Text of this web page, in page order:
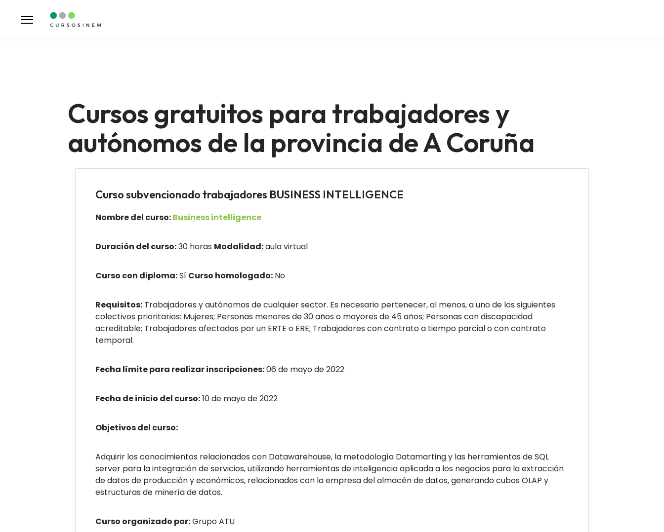
Cursos gratuitos para trabajadores y
autónomos de la provincia de A Coruña
Curso subvencionado trabajadores BUSINESS INTELLIGENCE
Nombre del curso:Business intelligence
Duración del curso:30 horas Modalidad:aula virtual
Curso con diploma:Sí Curso homologado: No
Requisitos: Trabajadores y autónomos de cualquier sector. Es necesario pertenecer, al menos, a uno de los siguientes
colectivos prioritarios: Mujeres; Personas menores de 30 años o mayores de 45 años; Personas con discapacidad
acreditable; Trabajadores afectados por un ERTE o ERE; Trabajadores con contrato a tiempo parcial o con contrato
temporal.
Fecha límite para realizar inscripciones:06 de mayo de 2022
Fecha de inicio del curso:10 de mayo de 2022
Objetivos del curso:
Adquirir los conocimientos relacionados con Datawarehouse, la metodología Datamarting y las herramientas de SQL
server para la integración de servicios, utilizando herramientas de inteligencia aplicada a los negocios para la extracción
de datos de producción y económicos, relacionados con la empresa del almacén de datos, generando cubos OLAP y
estructuras de minería de datos.
Curso organizado por:Grupo ATU